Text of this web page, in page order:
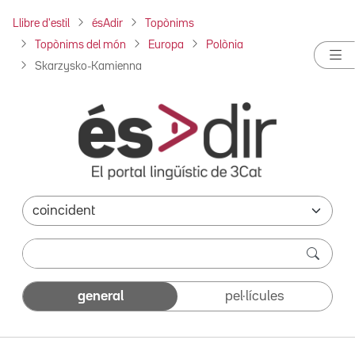
Llibre d'estil ésAdir Topònims
Topònims del món Europa Polònia
Skarzysko-Kamienna
general pel·lícules